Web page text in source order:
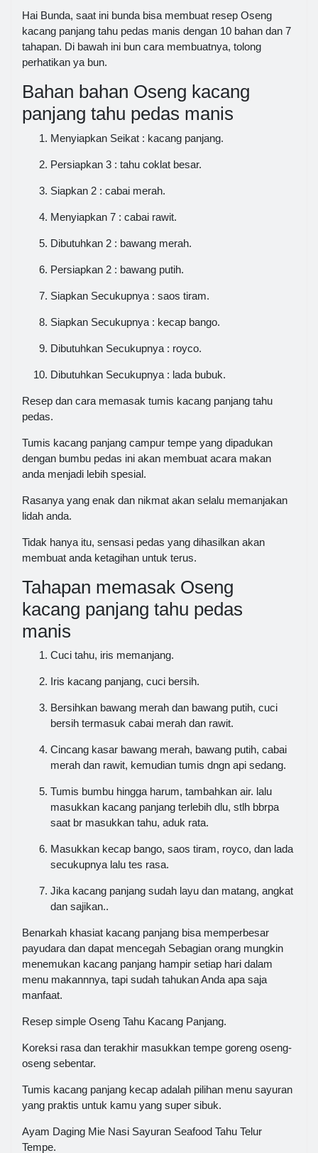
Hai Bunda, saat ini bunda bisa membuat resep Oseng
kacang panjang tahu pedas manis dengan 10 bahan dan 7
tahapan. Di bawah ini bun cara membuatnya, tolong
perhatikan ya bun.
Bahan bahan Oseng kacang
panjang tahu pedas manis
Menyiapkan Seikat : kacang panjang.
Persiapkan 3 : tahu coklat besar.
Siapkan 2 : cabai merah.
Menyiapkan 7 : cabai rawit.
Dibutuhkan 2 : bawang merah.
Persiapkan 2 : bawang putih.
Siapkan Secukupnya : saos tiram.
Siapkan Secukupnya : kecap bango.
Dibutuhkan Secukupnya : royco.
Dibutuhkan Secukupnya : lada bubuk.
Resep dan cara memasak tumis kacang panjang tahu
pedas.
Tumis kacang panjang campur tempe yang dipadukan
dengan bumbu pedas ini akan membuat acara makan
anda menjadi lebih spesial.
Rasanya yang enak dan nikmat akan selalu memanjakan
lidah anda.
Tidak hanya itu, sensasi pedas yang dihasilkan akan
membuat anda ketagihan untuk terus.
Tahapan memasak Oseng
kacang panjang tahu pedas
manis
Cuci tahu, iris memanjang.
Iris kacang panjang, cuci bersih.
Bersihkan bawang merah dan bawang putih, cuci
bersih termasuk cabai merah dan rawit.
Cincang kasar bawang merah, bawang putih, cabai
merah dan rawit, kemudian tumis dngn api sedang.
Tumis bumbu hingga harum, tambahkan air. lalu
masukkan kacang panjang terlebih dlu, stlh bbrpa
saat br masukkan tahu, aduk rata.
Masukkan kecap bango, saos tiram, royco, dan lada
secukupnya lalu tes rasa.
Jika kacang panjang sudah layu dan matang, angkat
dan sajikan..
Benarkah khasiat kacang panjang bisa memperbesar
payudara dan dapat mencegah Sebagian orang mungkin
menemukan kacang panjang hampir setiap hari dalam
menu makannnya, tapi sudah tahukan Anda apa saja
manfaat.
Resep simple Oseng Tahu Kacang Panjang.
Koreksi rasa dan terakhir masukkan tempe goreng oseng-
oseng sebentar.
Tumis kacang panjang kecap adalah pilihan menu sayuran
yang praktis untuk kamu yang super sibuk.
Ayam Daging Mie Nasi Sayuran Seafood Tahu Telur
Tempe.